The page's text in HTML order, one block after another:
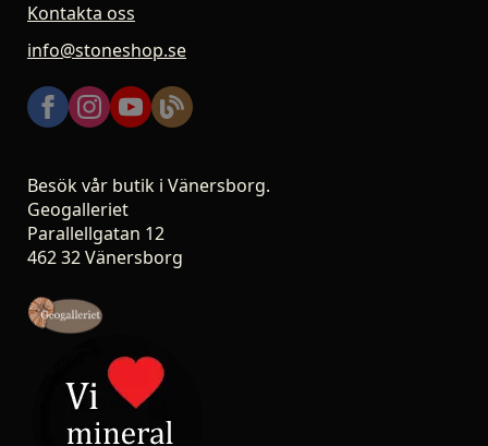
Kontakta oss
info@stoneshop.se
Besök vår butik i Vänersborg.
Geogalleriet
Parallellgatan 12
462 32 Vänersborg